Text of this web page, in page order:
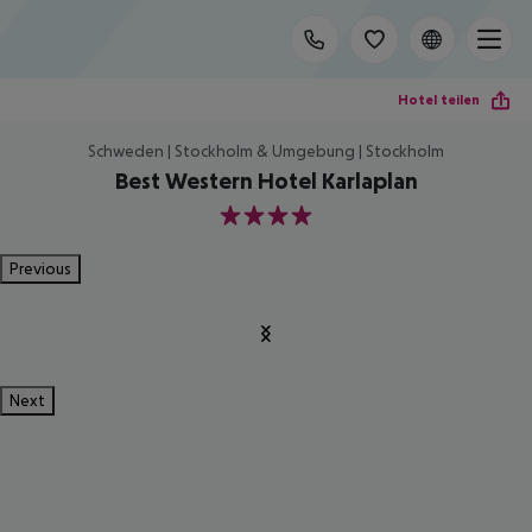
Hotel teilen
Schweden | Stockholm & Umgebung | Stockholm
Best Western Hotel Karlaplan
4
Previous
Next